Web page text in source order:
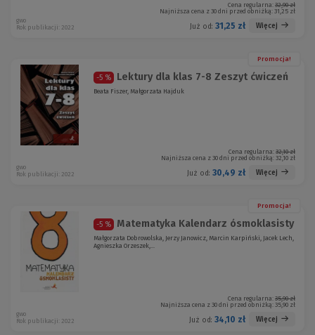
Cena regularna: 32,90 zł
Najniższa cena z 30 dni przed obniżką: 31,25 zł
Już od: 31,25 zł Więcej
gwo
Rok publikacji: 2022
Promocja!
-5 % Lektury dla klas 7-8 Zeszyt ćwiczeń
Beata Fiszer, Małgorzata Hajduk
Cena regularna: 32,10 zł
Najniższa cena z 30 dni przed obniżką: 32,10 zł
Już od: 30,49 zł Więcej
gwo
Rok publikacji: 2022
Promocja!
-5 % Matematyka Kalendarz ósmoklasisty
Małgorzata Dobrowolska, Jerzy Janowicz, Marcin Karpiński, Jacek Lech,
Agnieszka Orzeszek,...
Cena regularna: 35,90 zł
Najniższa cena z 30 dni przed obniżką: 35,90 zł
Już od: 34,10 zł Więcej
gwo
Rok publikacji: 2022